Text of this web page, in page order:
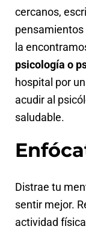
cercanos,
la
psicología o
hospital por
acudir al
saludable.
Distrae tu
sentir mejor.
actividad